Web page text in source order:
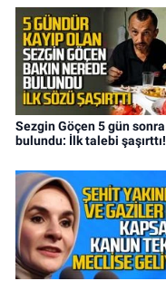
Sezgin Göçen 5 gün sonra
bulundu: İlk talebi şaşırttı!